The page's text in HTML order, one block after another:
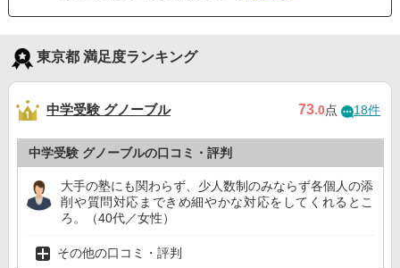
東京都 満足度ランキング
中学受験 グノーブル 73.0点 18件
中学受験 グノーブルの口コミ・評判
大手の塾にも関わらず、少人数制のみならず各個人の添
削や質問対応まできめ細やかな対応をしてくれるとこ
ろ。（40代／女性）
その他の口コミ・評判